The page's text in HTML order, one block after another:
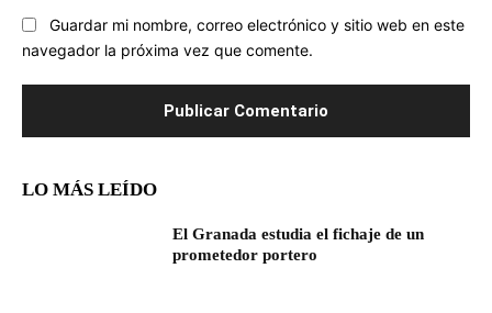
Guardar mi nombre, correo electrónico y sitio web en este
navegador la próxima vez que comente.
LO MÁS LEÍDO
El Granada estudia el fichaje de un
prometedor portero